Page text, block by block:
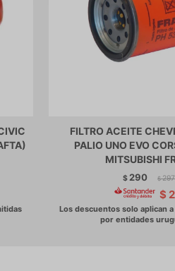
FILTRO ACEITE
PALIO UNO EVO
MITSUBISHI
$ 290 $ 297
$